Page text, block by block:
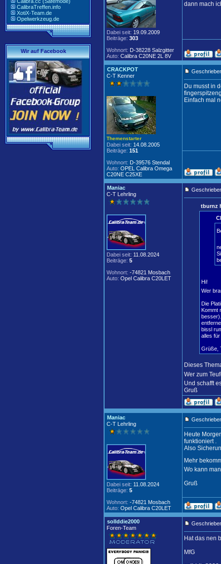
CalibraTreffen.info
XotiX-Team.de
Opelwerkzeug.de
Wir auf Facebook
Dabei seit: 19.09.2009
Beiträge: 303
Wohnort: D-38228 Salzgitter
Auto: Calibra C20NE 2L 8V
dann mach
CRACKPOT
C-T Kenner
Themenstarter
Dabei seit: 14.08.2005
Beiträge: 151
Wohnort: D-39576 Stendal
Auto: OPEL Calibra Omega
C20NE C25XE
Du musst in
Einfach mal
Maniac
C-T Lehrling
Dabei seit: 11.08.2024
Beiträge: 5
Wohnort: -74821 Mosbach
Auto: Opel Calibra C20LET
tburnz
Hi!
Wer
Die
Kommt
bissl
alles
Grüße,
Dieses
Wer zum
Und schafft
Gruß
Maniac
C-T Lehrling
Dabei seit: 11.08.2024
Beiträge: 5
Wohnort: -74821 Mosbach
Auto: Opel Calibra C20LET
Heute
funktioniert .
Also
Mehr
Wo kann
Gruß
sollddie2000
Foren-Team
Hat das nen
MfG